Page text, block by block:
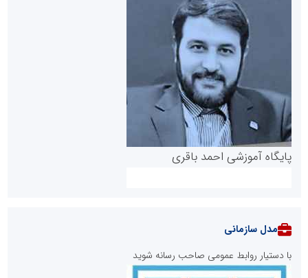
پایگاه آموزشی احمد باقری
مدل سازمانی
با دستیار روابط عمومی صاحب رسانه شوید